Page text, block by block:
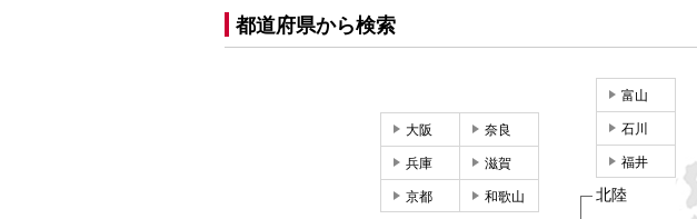
都道府県から検索
富山
石川
福井
北陸
大阪 奈良
兵庫 滋賀
京都 和歌山